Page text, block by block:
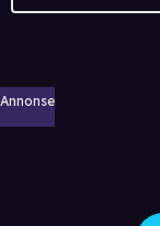
Annonse